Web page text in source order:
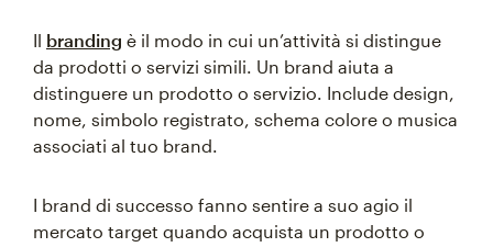
Il branding è il modo in cui un’attività si distingue
da prodotti o servizi simili. Un brand aiuta a
distinguere un prodotto o servizio. Include design,
nome, simbolo registrato, schema colore o musica
associati al tuo brand.
I brand di successo fanno sentire a suo agio il
mercato target quando acquista un prodotto o